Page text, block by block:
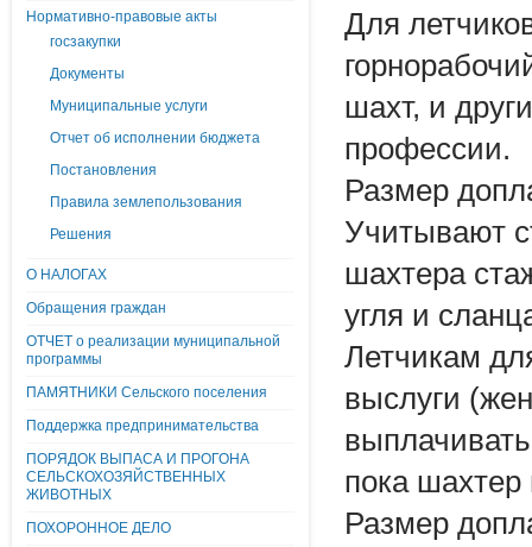
Нормативно-правовые акты
госзакупки
Документы
Муниципальные услуги
Отчет об исполнении бюджета
Постановления
Правила землепользования
Решения
О НАЛОГАХ
Обращения граждан
ОТЧЕТ о реализации муниципальной
программы
ПАМЯТНИКИ Сельского поселения
Поддержка предпринимательства
ПОРЯДОК ВЫПАСА И ПРОГОНА
СЕЛЬСКОХОЗЯЙСТВЕННЫХ
ЖИВОТНЫХ
ПОХОРОННОЕ ДЕЛО
Для
шахт, и
профессии.
Размер
Учитывают
шахтера
угля и
Летчикам
выслуги
пока шахтер
Размер